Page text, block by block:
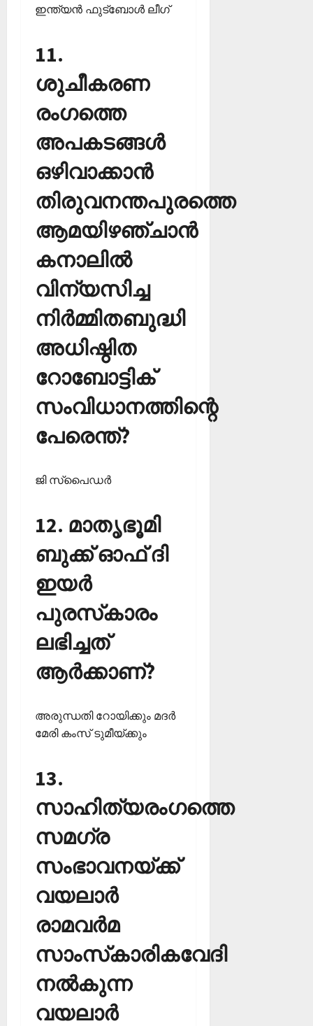
ഇന്ത്യന്‍ ഫുട്‌ബോള്‍ ലീഗ്‌
11.
ശുചീകരണ
രംഗത്തെ
അപകടങ്ങള്‍
ഒഴിവാക്കാന്‍
തിരുവനന്തപുരത്തെ
ആമയിഴഞ്ചാന്‍
കനാലില്‍
വിന്യസിച്ച
നിര്‍മ്മിതബുദ്ധി
അധിഷ്ഠിത
റോബോട്ടിക്
സംവിധാനത്തിന്റെ
പേരെന്ത്?
ജി സ്‌പൈഡര്‍
12. മാതൃഭൂമി
ബുക്ക് ഓഫ് ദി
ഇയര്‍
പുരസ്‌കാരം
ലഭിച്ചത്
ആര്‍ക്കാണ്?
അരുന്ധതി റോയിക്കും മദര്‍
മേരി കംസ് ടുമീയ്ക്കും
13.
സാഹിത്യരംഗത്തെ
സമഗ്ര
സംഭാവനയ്ക്ക്
വയലാര്‍
രാമവര്‍മ
സാംസ്‌കാരികവേദി
നല്‍കുന്ന
വയലാര്‍